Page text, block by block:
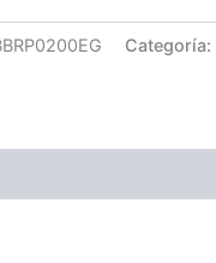
Categoría: